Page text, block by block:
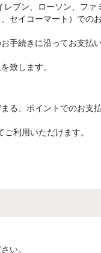
レブン、ローソン、ファ
セイコーマート）での
手続きに沿ってお支払
致します。
る、ポイントでのお支
利用いただけます。
い。